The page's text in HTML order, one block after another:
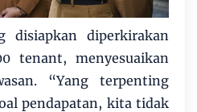
disiapkan diperkirakan
tenant, menyesuaikan
“Yang terpenting
pendapatan, kita tidak